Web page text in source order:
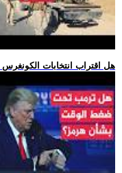
.. هل اقتراب انتخابات